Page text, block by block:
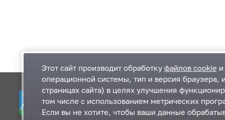
Одинцовский городской округ Московской
области
Этот сайт производит обработку файлов cookie
операционной системы, тип и версия браузера,
страницах сайта) в целях улучшения
том числе с использованием метрических
Если вы не хотите, чтобы ваши данные